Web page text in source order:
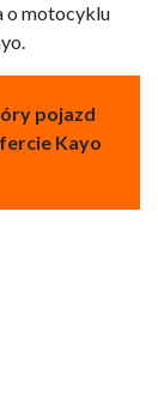
o motocyklu
pojazd
Kayo